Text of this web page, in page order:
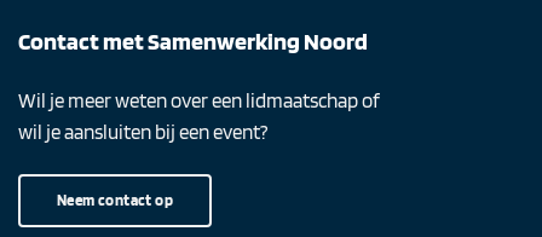
Contact met Samenwerking Noord
Wil je meer weten over een lidmaatschap of
wil je aansluiten bij een event?
Neem contact op